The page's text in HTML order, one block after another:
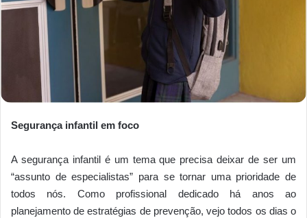
Segurança infantil em foco
A segurança infantil é um tema que precisa deixar de ser um
“assunto de especialistas” para se tornar uma prioridade de
todos nós. Como profissional dedicado há anos ao
planejamento de estratégias de prevenção, vejo todos os dias o